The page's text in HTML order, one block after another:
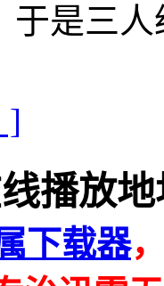
于是三
]
播放地
下载器